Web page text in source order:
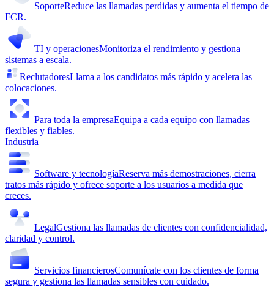
SoporteReduce las llamadas perdidas y aumenta el tiempo de
FCR.
TI y operacionesMonitoriza el rendimiento y gestiona
sistemas a escala.
ReclutadoresLlama a los candidatos más rápido y acelera las
colocaciones.
Para toda la empresaEquipa a cada equipo con llamadas
flexibles y fiables.
Industria
Software y tecnologíaReserva más demostraciones, cierra
tratos más rápido y ofrece soporte a los usuarios a medida que
creces.
LegalGestiona las llamadas de clientes con confidencialidad,
claridad y control.
Servicios financierosComunícate con los clientes de forma
segura y gestiona las llamadas sensibles con cuidado.